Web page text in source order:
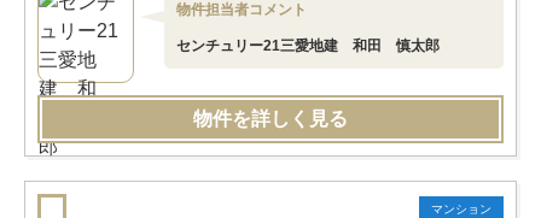
物件担当者コメント
センチュリー21三愛地建 和田 慎太郎
物件を詳しく見る
マンション